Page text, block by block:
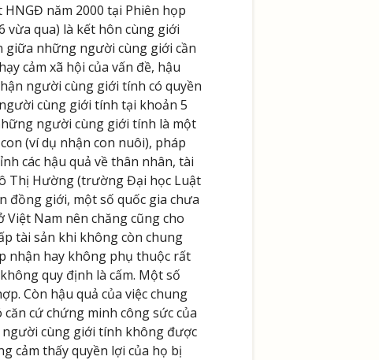
năm 2000 tại Phiên họp
vừa qua) là kết hôn cùng giới
giữa những người cùng giới cần
cảm xã hội của vấn đề, hậu
người cùng giới tính có quyền
cùng giới tính tại khoản 5
người cùng giới tính là một
(ví dụ nhận con nuôi), pháp
các hậu quả về thân nhân, tài
Thị Hường (trường Đại học Luật
đồng giới, một số quốc gia chưa
Nam nên chăng cũng cho
tài sản khi không còn chung
nhận hay không phụ thuộc rất
quy định là cấm. Một số
Còn hậu quả của việc chung
cứ chứng minh công sức của
người cùng giới tính không được
cảm thấy quyền lợi của họ bị